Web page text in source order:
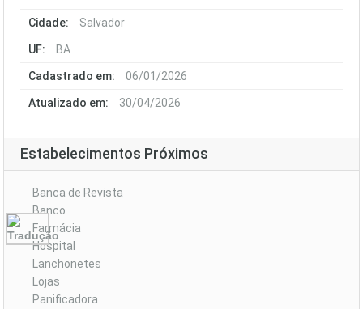
Cidade: Salvador
UF: BA
Cadastrado em: 06/01/2026
Atualizado em: 30/04/2026
Estabelecimentos Próximos
Banca de Revista
Banco
Farmácia
Hospital
Lanchonetes
Lojas
Panificadora